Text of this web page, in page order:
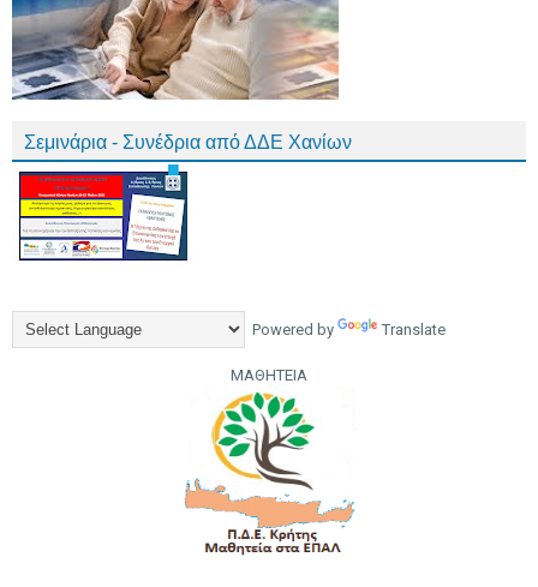
Σεμινάρια - Συνέδρια από ΔΔΕ Χανίων
Powered by Translate
ΜΑΘΗΤΕΙΑ